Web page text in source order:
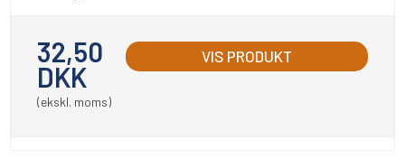
32,50
DKK
(ekskl. moms)
VIS PRODUKT